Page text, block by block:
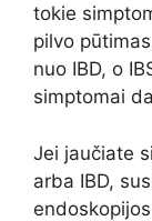
tokie
pilvo
nuo IBD, o
simptomai
Jei jaučiate
arba IBD,